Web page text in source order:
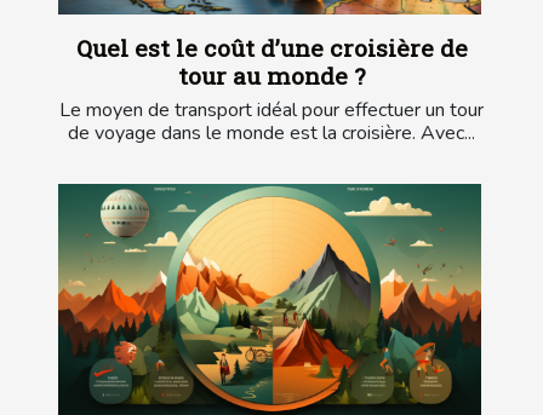
Quel est le coût d’une croisière de
tour au monde ?
Le moyen de transport idéal pour effectuer un tour
de voyage dans le monde est la croisière. Avec...